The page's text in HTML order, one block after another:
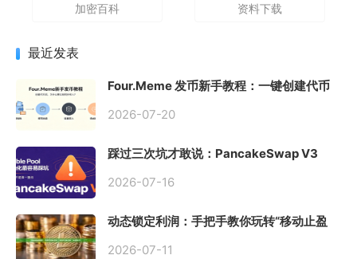
加密百科 资料下载
最近发表
Four.Meme 发币新手教程：一键创建代币
2026-07-20
踩过三次坑才敢说：PancakeSwap V3
初始化
2026-07-16
动态锁定利润：手把手教你玩转“移动止盈
2026-07-11